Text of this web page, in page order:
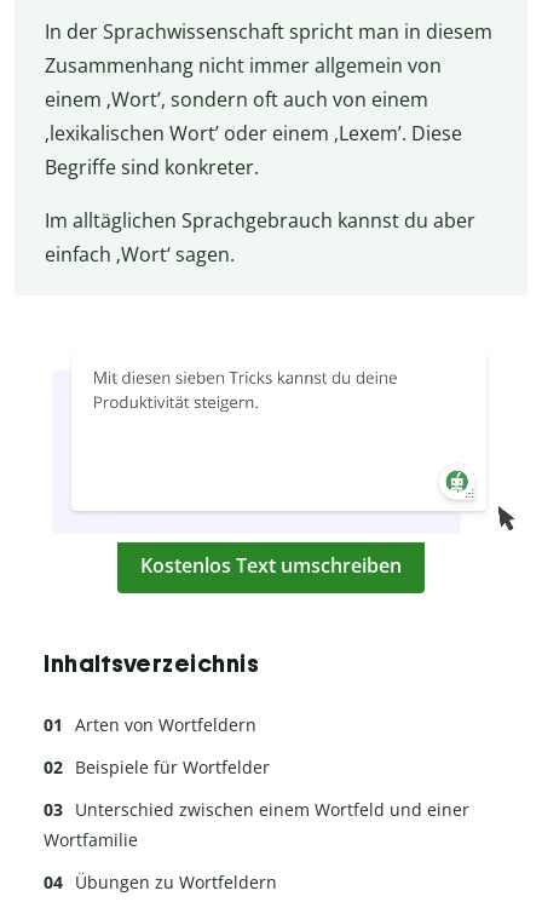
In der Sprachwissenschaft spricht man in diesem
Zusammenhang nicht immer allgemein von
einem ‚Wort’, sondern oft auch von einem
‚lexikalischen Wort’ oder einem ‚Lexem’. Diese
Begriffe sind konkreter.
Im alltäglichen Sprachgebrauch kannst du aber
einfach ‚Wort‘ sagen.
Kostenlos Text umschreiben
Inhaltsverzeichnis
Arten von Wortfeldern
Beispiele für Wortfelder
Unterschied zwischen einem Wortfeld und einer
Wortfamilie
Übungen zu Wortfeldern